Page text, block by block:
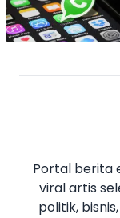
Portal berita
viral artis
politik,